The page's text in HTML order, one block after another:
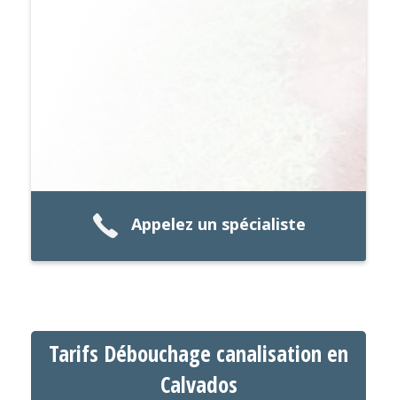
Appelez un spécialiste
Tarifs Débouchage canalisation en
Calvados